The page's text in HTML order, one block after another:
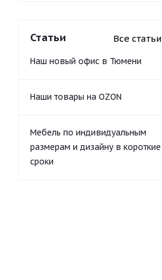
Статьи Все статьи
Наш новый офис в Тюмени
Наши товары на OZON
Мебель по индивидуальным
размерам и дизайну в короткие
сроки